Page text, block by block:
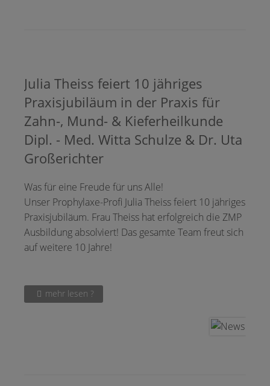
Julia Theiss feiert 10 jähriges
Praxisjubiläum in der Praxis für
Zahn-, Mund- & Kieferheilkunde
Dipl. - Med. Witta Schulze & Dr. Uta
Großerichter
Was für eine Freude für uns Alle!
Unser Prophylaxe-Profi Julia Theiss feiert 10 jähriges
Praxisjubiläum. Frau Theiss hat erfolgreich die ZMP
Ausbildung absolviert! Das gesamte Team freut sich
auf weitere 10 Jahre!
mehr lesen ?